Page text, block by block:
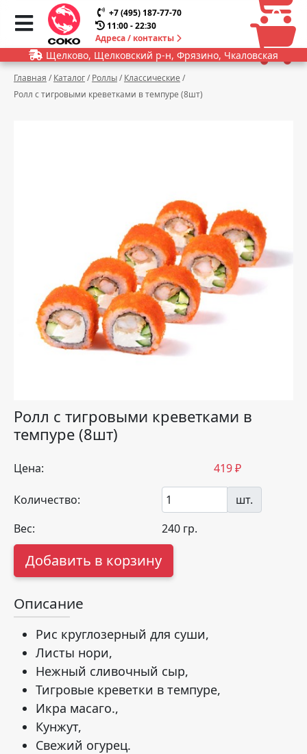
+7 (495) 187-77-70
11:00 - 22:30
Адреса / контакты
0
0
Щелково, Щелковский р-н, Фрязино, Чкаловская
Главная / Каталог/ Роллы/ Классические /
Ролл с тигровыми креветками в темпуре (8шт)
Ролл с тигровыми креветками в
темпуре (8шт)
Цена: 419₽
Количество:
шт.
Вес:
240 гр.
Добавить в корзину
Описание
Рис круглозерный для суши,
Листы нори,
Нежный сливочный сыр,
Тигровые креветки в темпуре,
Икра масаго.,
Кунжут,
Свежий огурец.